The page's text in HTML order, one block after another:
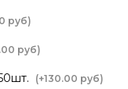
руб)
руб)
(+130.00 руб)